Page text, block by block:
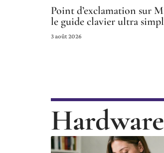
Point d’exclamation sur
le guide clavier ultra
3 août 2026
Hardware